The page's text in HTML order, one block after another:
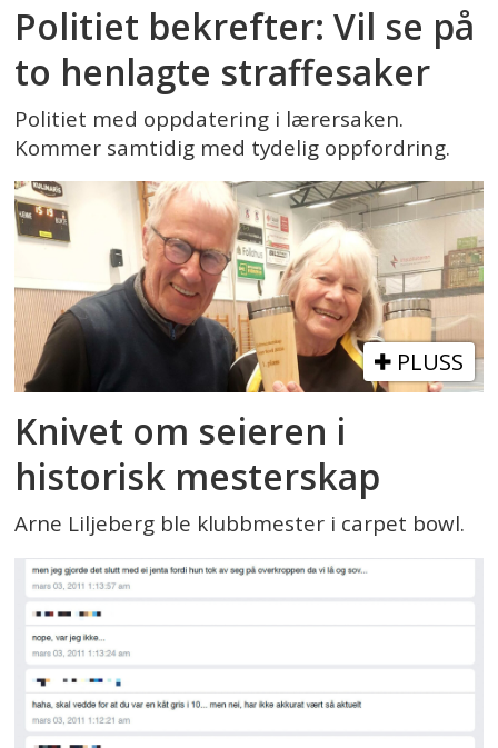
Politiet bekrefter: Vil se på
to henlagte straffesaker
Politiet med oppdatering i lærersaken.
Kommer samtidig med tydelig oppfordring.
PLUSS
Knivet om seieren i
historisk mesterskap
Arne Liljeberg ble klubbmester i carpet bowl.